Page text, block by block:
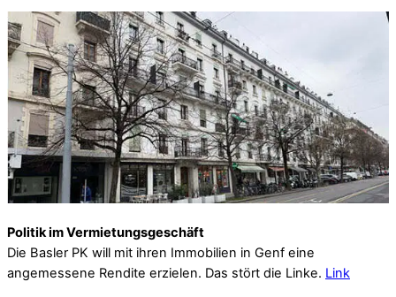
Politik im Vermietungsgeschäft
Die Basler PK will mit ihren Immobilien in Genf eine
angemessene Rendite erzielen. Das stört die Linke. Link